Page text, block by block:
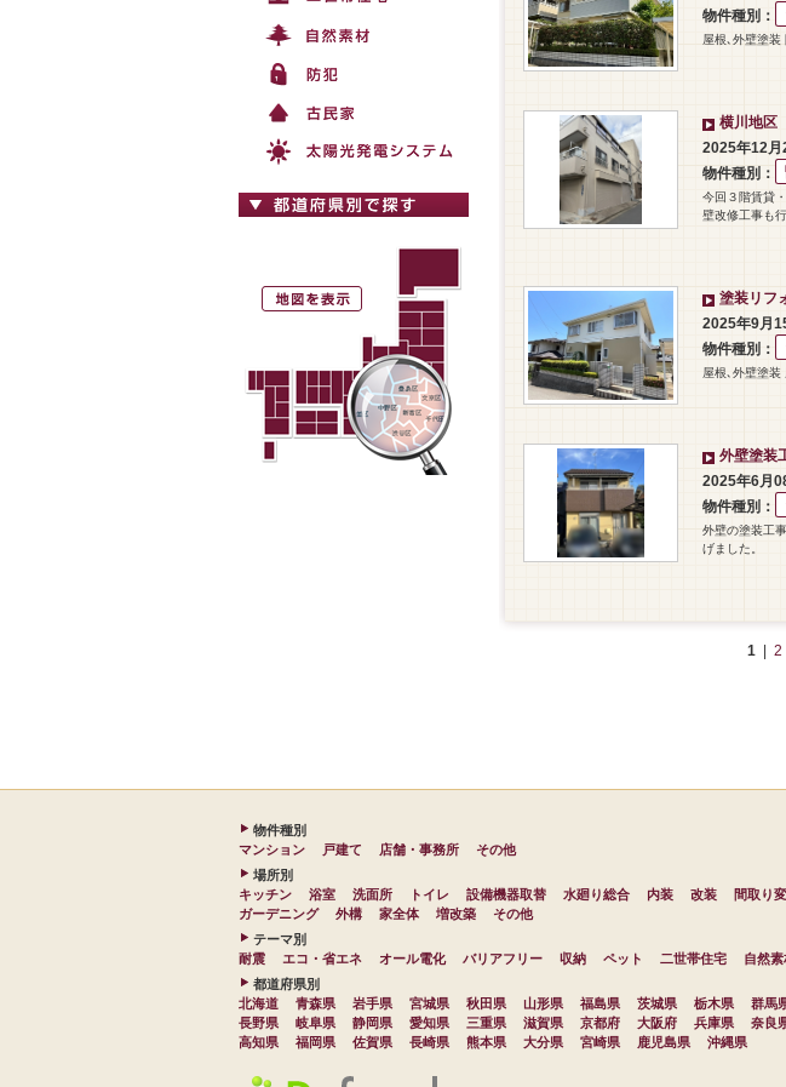
物件種別：
屋根､外壁塗装
横川地区
2025年12月
物件種別：
今回３階賃貸
壁改修工事も
塗装リフ
2025年9月
物件種別：
屋根､外壁塗装
外壁塗装
2025年6月
物件種別：
外壁の塗装工
げました。
1 2
物件種別
マンション
戸建て 店舗・事務所
その他
場所別
キッチン
浴室 洗面所 トイレ 設備機器取替 水廻り総合 内装 改装 間取り
ガーデニング
外構 家全体 増改築
その他
テーマ別
耐震
エコ・省エネ オール電化 バリアフリー 収納 ペット 二世帯住宅 自然素
都道府県別
北海道
青森県 岩手県 宮城県 秋田県 山形県 福島県 茨城県 栃木県 群馬
長野県
岐阜県 静岡県 愛知県 三重県 滋賀県 京都府 大阪府 兵庫県 奈良
高知県
福岡県 佐賀県 長崎県 熊本県 大分県 宮崎県 鹿児島県 沖縄県